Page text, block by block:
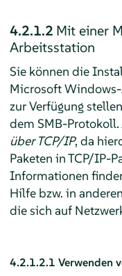
4.2.1.2 Mit einer
Arbeitsstation
Sie können die
Microsoft
zur Verfügung
dem SMB-
über TCP/IP, da
Paketen in TCP/IP-
Informationen
Hilfe bzw. in
die sich auf
4.2.1.2.1 Verwenden